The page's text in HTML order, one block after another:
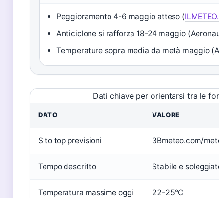
Peggioramento 4-6 maggio atteso (
Anticiclone si rafforza 18-24 maggio
Temperature sopra media da metà maggio
Dati chiave per orientarsi tra le
DATO VALORE
Sito top previsioni 3Bmeteo.com/
Tempo descritto Stabile e
Temperatura massime oggi 22-25°C